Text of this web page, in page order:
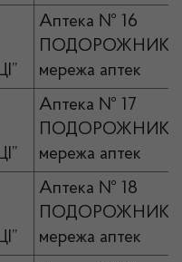
Аптека № 16
ПОДОРОЖНИК
мережа аптек
Аптека № 17
ПОДОРОЖНИК
мережа аптек
Аптека № 18
ПОДОРОЖНИК
мережа аптек